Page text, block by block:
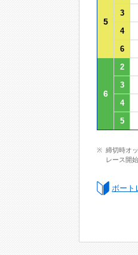
5
3
4
6
6
2
3
4
5
締切時オ
レース開
ボート